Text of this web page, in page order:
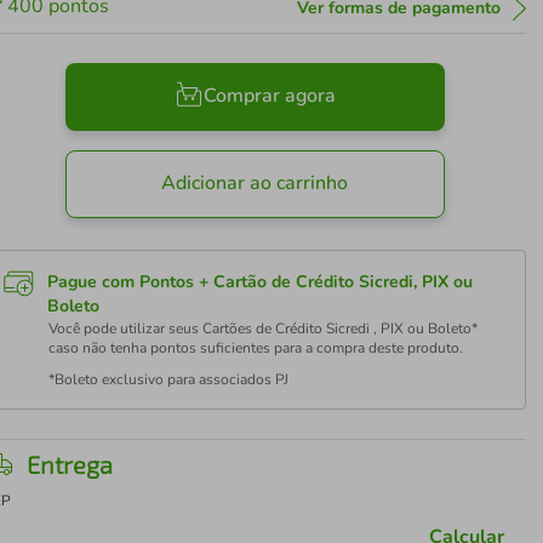
400 pontos Ver formas de pagamento
Comprar agora
Adicionar ao carrinho
Pague com Pontos + Cartão de Crédito Sicredi, PIX ou
Boleto
Você pode utilizar seus Cartões de Crédito Sicredi , PIX ou Boleto*
caso não tenha pontos suficientes para a compra deste produto.
*Boleto exclusivo para associados PJ
Entrega
Calcular